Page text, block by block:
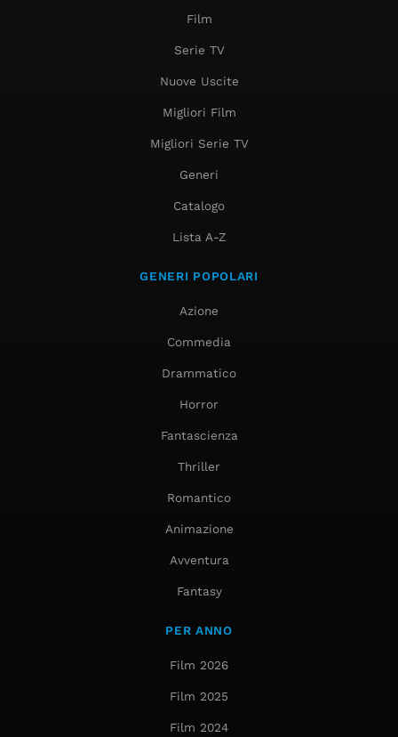
Film
Serie TV
Nuove Uscite
Migliori Film
Migliori Serie TV
Generi
Catalogo
Lista A-Z
GENERI POPOLARI
Azione
Commedia
Drammatico
Horror
Fantascienza
Thriller
Romantico
Animazione
Avventura
Fantasy
PER ANNO
Film 2026
Film 2025
Film 2024